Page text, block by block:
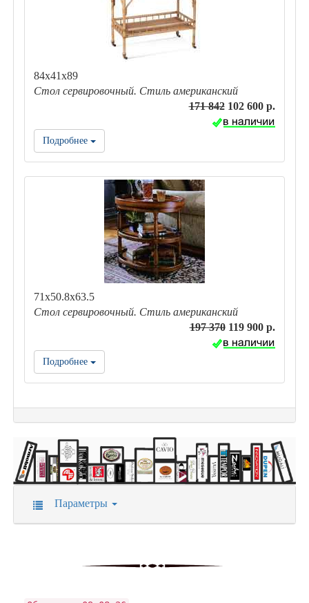
84x41x89
Стол сервировочный. Стиль американский
171 842102 600 р.
Подробнее
71x50.8x63.5
Стол сервировочный. Стиль американский
197 370119 900 р.
Подробнее
Параметры